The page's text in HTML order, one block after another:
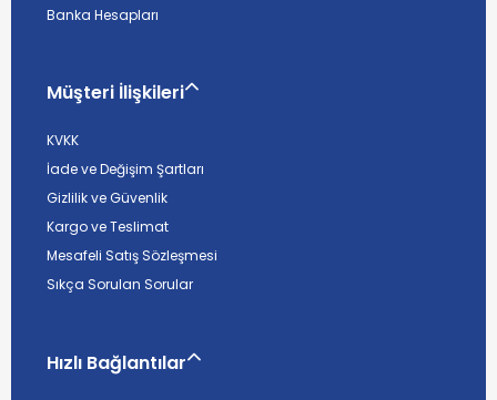
Banka Hesapları
Müşteri İlişkileri
KVKK
İade ve Değişim Şartları
Gizlilik ve Güvenlik
Kargo ve Teslimat
Mesafeli Satış Sözleşmesi
Sıkça Sorulan Sorular
Hızlı Bağlantılar